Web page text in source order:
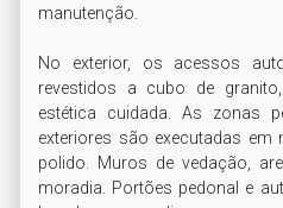
manutenção.
No exterior, os acessos
revestidos a cubo de
estética cuidada. As zonas
exteriores são executadas
polido. Muros de vedação,
moradia. Portões pedonal e